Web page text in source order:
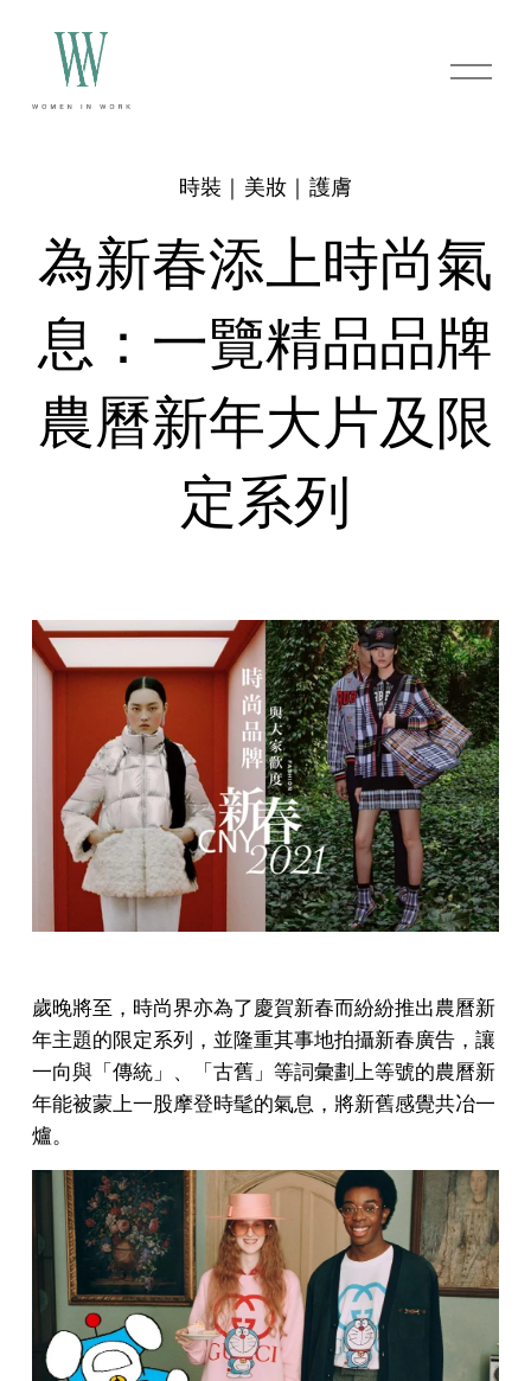
O
p
為新春添上時尚氣
息：一覽精品品牌
農曆新年大片及限
定系列
時裝｜美妝｜護膚
歲晚將至，時尚界亦為了慶賀新春而紛紛推出農曆新
年主題的限定系列，並隆重其事地拍攝新春廣告，讓
一向與「傳統」、「古舊」等詞彙劃上等號的農曆新
年能被蒙上一股摩登時髦的氣息，將新舊感覺共冶一
爐。